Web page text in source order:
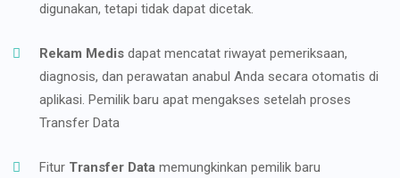
digunakan, tetapi tidak dapat dicetak.
Rekam Medis dapat mencatat riwayat pemeriksaan,
diagnosis, dan perawatan anabul Anda secara otomatis di
aplikasi. Pemilik baru apat mengakses setelah proses
Transfer Data
Fitur Transfer Data memungkinkan pemilik baru